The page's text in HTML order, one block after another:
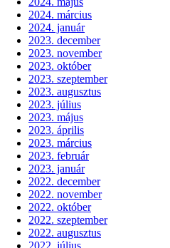
2024. március
2024. január
2023. december
2023. november
2023. október
2023. szeptember
2023. augusztus
2023. július
2023. május
2023. április
2023. március
2023. február
2023. január
2022. december
2022. november
2022. október
2022. szeptember
2022. augusztus
2022. július